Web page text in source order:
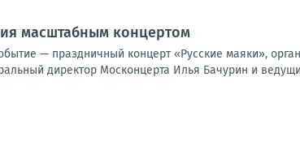
масштабным концертом
— праздничный концерт «Русские маяки»,
директор Москонцерта Илья Бачурин и